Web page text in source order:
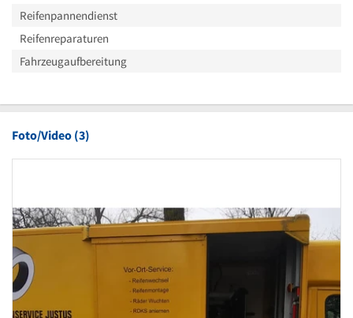
Reifenpannendienst
Reifenreparaturen
Fahrzeugaufbereitung
Foto/Video (3)